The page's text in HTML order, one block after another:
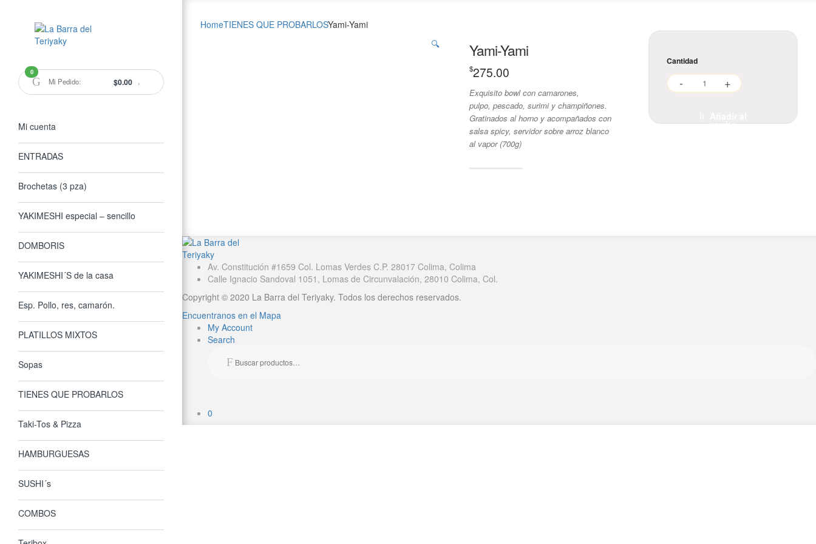
Mi Pedido: $0.00
0
Mi cuenta
ENTRADAS
Brochetas (3 pza)
YAKIMESHI especial – sencillo
DOMBORIS
YAKIMESHI´S de la casa
Esp. Pollo, res, camarón.
PLATILLOS MIXTOS
Sopas
TIENES QUE PROBARLOS
Taki-Tos & Pizza
HAMBURGUESAS
SUSHI´s
COMBOS
HomeTIENES QUE PROBARLOSYami-Yami
🔍
Yami-Yami
$275.00
Exquisito bowl con camarones,
pulpo, pescado, surimi y champiñones.
Gratinados al horno y acompañados con
salsa spicy, servidor sobre arroz blanco
al vapor (700g)
Cantidad
Av. Constitución #1659 Col. Lomas Verdes C.P. 28017 Colima, Colima
Calle Ignacio Sandoval 1051, Lomas de Circunvalación, 28010 Colima, Col.
Copyright © 2020 La Barra del Teriyaky. Todos los derechos reservados.
Encuentranos en el Mapa
My Account
Search
0